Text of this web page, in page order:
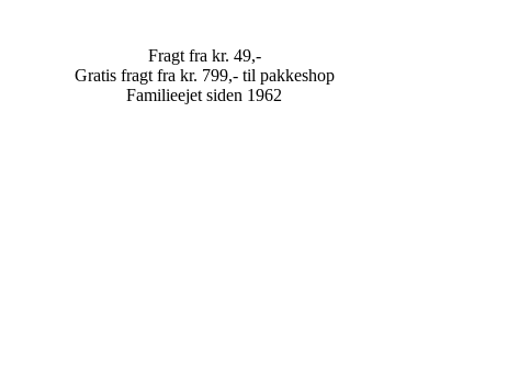
Fragt fra kr. 49,-
Gratis fragt fra kr. 799,- til pakkeshop
Familieejet siden 1962